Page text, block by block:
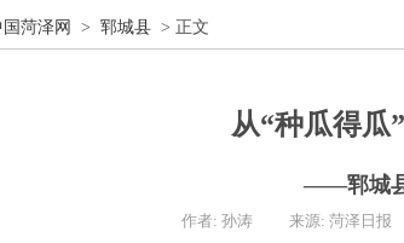
国菏泽网 > 郓城县 > 正文
从“种瓜得瓜
——郓城
作者: 孙涛 来源: 菏泽日报